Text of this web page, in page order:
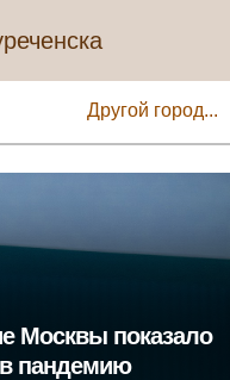
Другой город...
Москвы показало
пандемию